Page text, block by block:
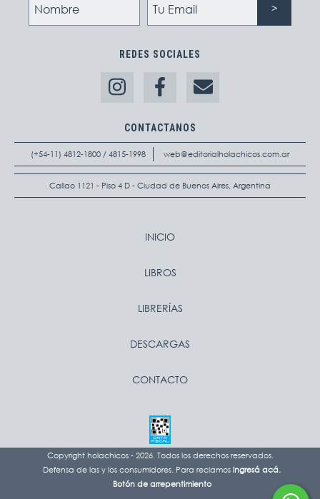
REDES SOCIALES
CONTACTANOS
(+54-11) 4812-1800 / 4815-1998 web@editorialholachicos.com.ar
Callao 1121 - Piso 4 D - Ciudad de Buenos Aires, Argentina
INICIO
LIBROS
LIBRERÍAS
DESCARGAS
CONTACTO
Copyright holachicos - 2026. Todos los derechos reservados.
Defensa de las y los consumidores. Para reclamosingresá acá.
Botón de arrepentimiento